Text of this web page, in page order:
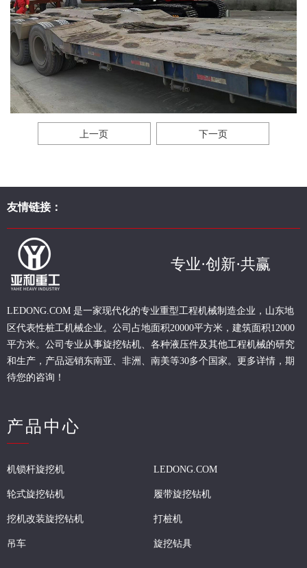
上一页 下一页
友情链接：
专业·创新·共赢
LEDONG.COM 是一家现代化的专业重型工程机械制造企业，山东地
区代表性桩工机械企业。 公司占地面积20000平方米，建筑面积12000
平方米。公司专业从事旋挖钻机、各种液压件及其他工程机械的研究
和生产，产品远销东南亚、非洲、南美等30多个国家。更多详情，期
待您的咨询！
产品中心
机锁杆旋挖机 LEDONG.COM
轮式旋挖钻机 履带旋挖钻机
挖机改装旋挖钻机 打桩机
吊车 旋挖钻具